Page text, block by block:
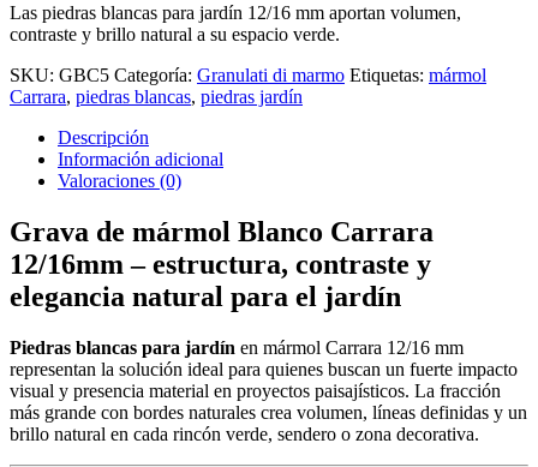
Las piedras blancas para jardín 12/16 mm aportan volumen,
contraste y brillo natural a su espacio verde.
SKU: GBC5 Categoría: Granulati di marmo Etiquetas: mármol
Carrara, piedras blancas, piedras jardín
Descripción
Información adicional
Valoraciones (0)
Grava de mármol Blanco Carrara
12/16mm – estructura, contraste y
elegancia natural para el jardín
Piedras blancas para jardín en mármol Carrara 12/16 mm
representan la solución ideal para quienes buscan un fuerte impacto
visual y presencia material en proyectos paisajísticos. La fracción
más grande con bordes naturales crea volumen, líneas definidas y un
brillo natural en cada rincón verde, sendero o zona decorativa.